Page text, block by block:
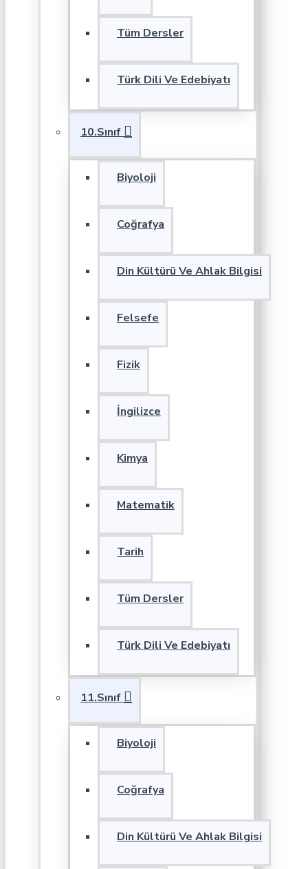
Tüm Dersler
Türk Dili Ve Edebiyatı
10.Sınıf
Biyoloji
Coğrafya
Din Kültürü Ve Ahlak Bilgisi
Felsefe
Fizik
İngilizce
Kimya
Matematik
Tarih
Tüm Dersler
Türk Dili Ve Edebiyatı
11.Sınıf
Biyoloji
Coğrafya
Din Kültürü Ve Ahlak Bilgisi